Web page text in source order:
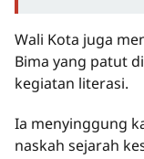
Wali Kota juga
Bima yang patut
kegiatan literasi.
Ia menyinggung
naskah sejarah